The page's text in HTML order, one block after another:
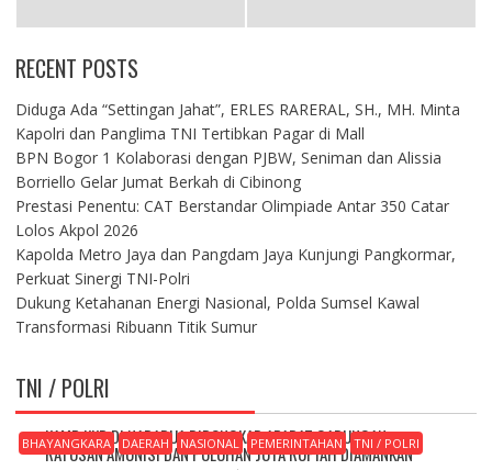
RECENT POSTS
Diduga Ada “Settingan Jahat”, ERLES RARERAL, SH., MH. Minta
Kapolri dan Panglima TNI Tertibkan Pagar di Mall
BPN Bogor 1 Kolaborasi dengan PJBW, Seniman dan Alissia
Borriello Gelar Jumat Berkah di Cibinong
Prestasi Penentu: CAT Berstandar Olimpiade Antar 350 Catar
Lolos Akpol 2026
Kapolda Metro Jaya dan Pangdam Jaya Kunjungi Pangkormar,
Perkuat Sinergi TNI-Polri
Dukung Ketahanan Energi Nasional, Polda Sumsel Kawal
Transformasi Ribuann Titik Sumur
TNI / POLRI
BHAYANGKARA DAERAH NASIONAL PEMERINTAHAN TNI / POLRI
KAMP KKB DI NABARUA DIBONGKAR APARAT GABUNGAN,
RATUSAN AMUNISI DAN PULUHAN JUTA RUPIAH DIAMANKAN